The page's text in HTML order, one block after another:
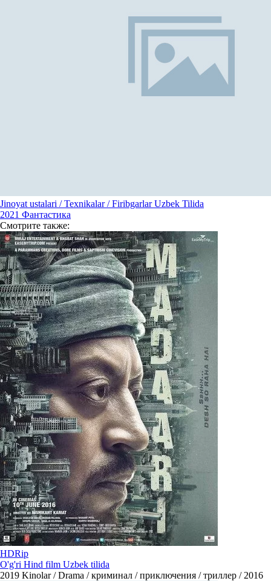
Jinoyat ustalari / Texnikalar / Firibgarlar Uzbek Tilida
2021 Фантастика
Смотрите также:
HDRip
O'g'ri Hind film Uzbek tilida
2019 Kinolar / Drama / криминал / приключения / триллер / 2016